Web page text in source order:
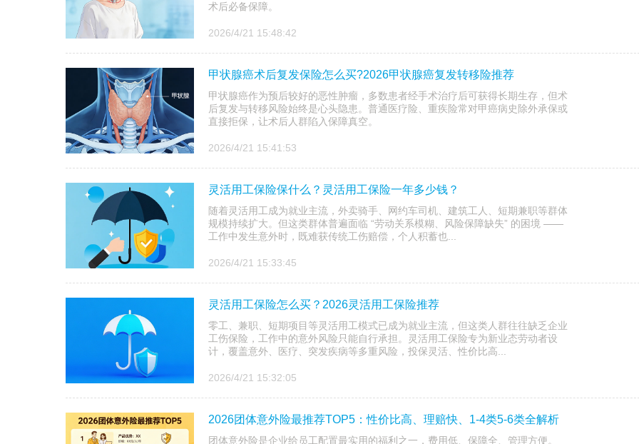
术后必备保障。
2026/4/21 15:48:42
甲状腺癌术后复发保险怎么买?2026甲状腺癌复发转移险推荐
甲状腺癌作为预后较好的恶性肿瘤，多数患者经手术治疗后可获得长期生存，但术
后复发与转移风险始终是心头隐患。普通医疗险、重疾险常对甲癌病史除外承保或
直接拒保，让术后人群陷入保障真空。
2026/4/21 15:41:53
灵活用工保险保什么？灵活用工保险一年多少钱？
随着灵活用工成为就业主流，外卖骑手、网约车司机、建筑工人、短期兼职等群体
规模持续扩大。但这类群体普遍面临 “劳动关系模糊、风险保障缺失” 的困境 ——
工作中发生意外时，既难获传统工伤赔偿，个人积蓄也...
2026/4/21 15:33:45
灵活用工保险怎么买？2026灵活用工保险推荐
零工、兼职、短期项目等灵活用工模式已成为就业主流，但这类人群往往缺乏企业
工伤保险，工作中的意外风险只能自行承担。灵活用工保险专为新业态劳动者设
计，覆盖意外、医疗、突发疾病等多重风险，投保灵活、性价比高...
2026/4/21 15:32:05
2026团体意外险最推荐TOP5：性价比高、理赔快、1-4类5-6类全解析
团体意外险是企业给员工配置最实用的福利之一，费用低、保障全、管理方便。